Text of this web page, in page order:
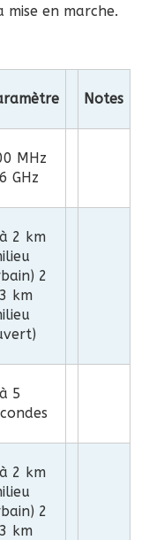
mise en marche.
Notes
MHz
GHz
2 km
2
km
5
2 km
2
km